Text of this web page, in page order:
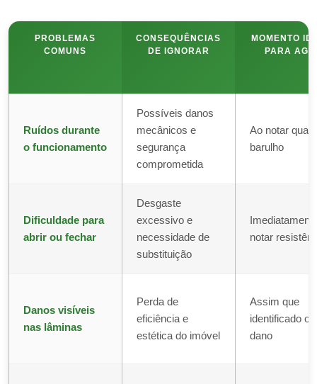
PROBLEMAS
COMUNS
CONSEQUÊNCIAS
DE IGNORAR
MOMENTO
PARA
Ruídos durante
o funcionamento
Possíveis danos
mecânicos e
segurança
comprometida
Ao notar
barulho
Dificuldade para
abrir ou fechar
Desgaste
excessivo e
necessidade de
substituição
notar
Danos visíveis
nas lâminas
Perda de
eficiência e
estética do imóvel
Assim que
identificado o
dano